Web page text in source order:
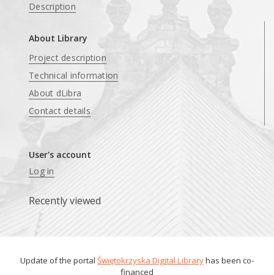
Description
About Library
Project description
Technical information
About dLibra
Contact details
User's account
Log in
Recently viewed
Update of the portal Świętokrzyska Digital Libraryhas been co-
financed